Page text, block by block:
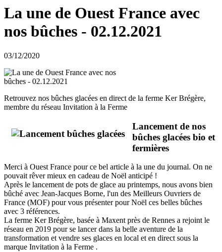
La une de Ouest France avec
nos bûches - 02.12.2021
03/12/2020
Retrouvez nos bûches glacées en direct de la ferme Ker Brégère,
membre du réseau Invitation à la Ferme
Lancement de nos
bûches glacées bio et
fermières
Merci à Ouest France pour ce bel article à la une du journal. On ne
pouvait rêver mieux en cadeau de Noël anticipé !
Après le lancement de pots de glace au printemps, nous avons bien
bûché avec Jean-Jacques Borne, l'un des Meilleurs Ouvriers de
France (MOF) pour vous présenter pour Noël ces belles bûches
avec 3 références.
La ferme Ker Brégère, basée à Maxent près de Rennes a rejoint le
réseau en 2019 pour se lancer dans la belle aventure de la
transformation et vendre ses glaces en local et en direct sous la
marque Invitation à la Ferme .